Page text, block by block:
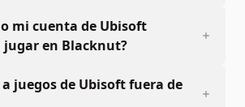
mi cuenta de Ubisoft
jugar en Blacknut?
juegos de Ubisoft fuera de